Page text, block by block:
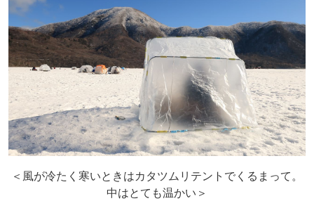
＜風が冷たく寒いときはカタツムリテントでくるまって。
中はとても温かい＞